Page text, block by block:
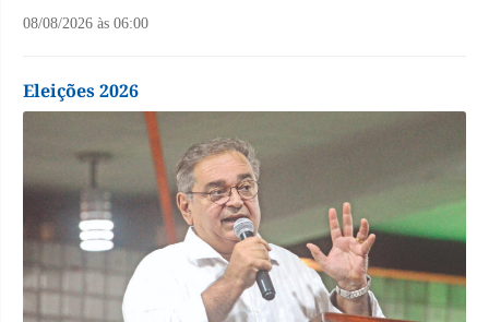
08/08/2026 às 06:00
Eleições 2026